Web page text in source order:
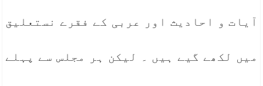
آیات و احادیث اور عربی کے فقرے نستعلیق
میں لکھے گیے ہیں ۔ لیکن ہر مجلس سے پہلے